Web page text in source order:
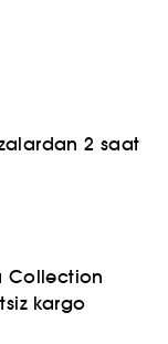
2 saat
Collection
kargo